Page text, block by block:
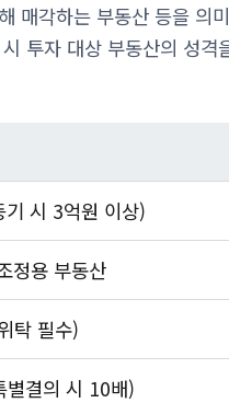
매각하는 부동산 등을 의
투자 대상 부동산의 성격
시 3억원 이상)
정용 부동산
탁 필수)
별결의 시 10배)